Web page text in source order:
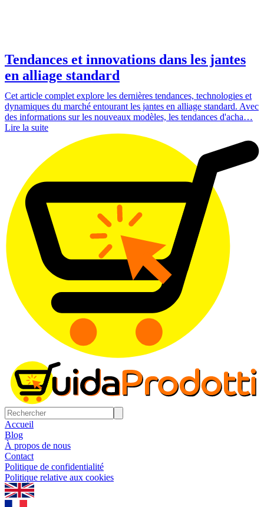
Tendances et innovations dans les jantes
en alliage standard
Cet article complet explore les dernières tendances, technologies et
dynamiques du marché entourant les jantes en alliage standard. Avec
des informations sur les nouveaux modèles, les tendances d'acha…
Lire la suite
Accueil
Blog
À propos de nous
Contact
Politique de confidentialité
Politique relative aux cookies